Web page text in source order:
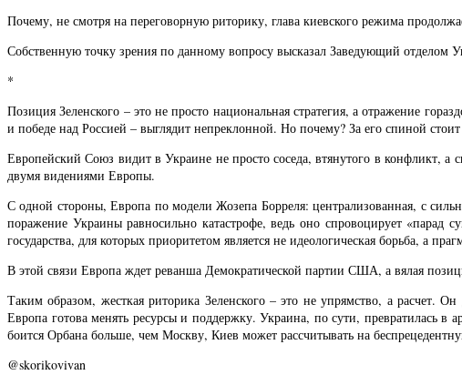
Почему, не смотря на переговорную риторику, глава киевского режима
Собственную точку зрения по данному вопросу высказал Заведующий отделом
*
Позиция Зеленского – это не просто национальная стратегия, а отражение
и победе над Россией – выглядит непреклонной. Но почему? За его спиной
Европейский Союз видит в Украине не просто соседа, втянутого в конфликт,
двумя видениями Европы.
С одной стороны, Европа по модели Жозепа Борреля: централизованная, с
поражение Украины равносильно катастрофе, ведь оно спровоцирует
государства, для которых приоритетом является не идеологическая борьба, а
В этой связи Европа ждет реванша Демократической партии США, а вялая
Таким образом, жесткая риторика Зеленского – это не упрямство, а расчет.
Европа готова менять ресурсы и поддержку. Украина, по сути, превратилась
боится Орбана больше, чем Москву, Киев может рассчитывать на
@skorikovivan